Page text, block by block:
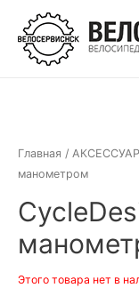
Перейти
содержимому
Главная /
манометром
Этого товара нет в